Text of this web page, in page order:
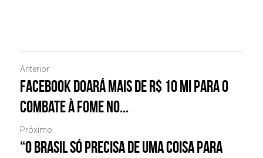
Anterior
Facebook doará mais de R$ 10 mi para o
combate à fome no...
Próximo
“O Brasil só precisa de uma coisa para